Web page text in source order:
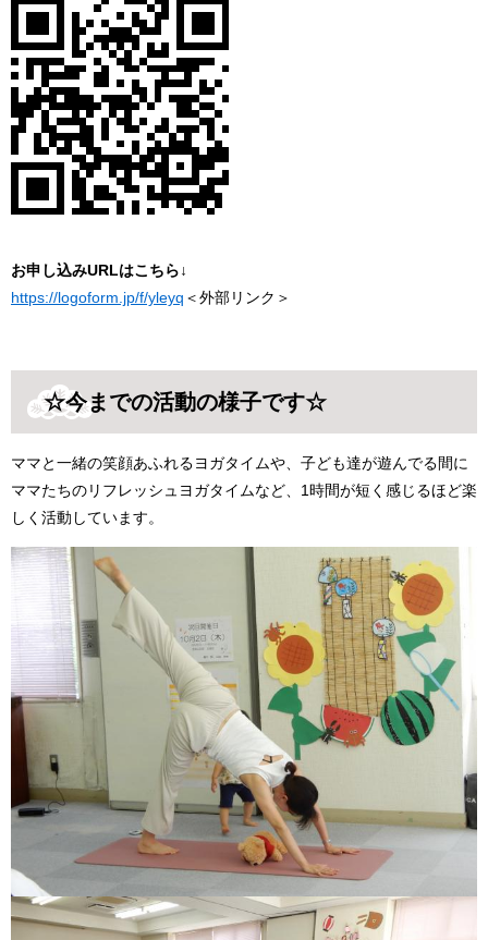
お申し込みURLはこちら↓
https://logoform.jp/f/yleyq ＜外部リンク＞
☆今までの活動の様子です☆
ママと一緒の笑顔あふれるヨガタイムや、子ども達が遊んでる間に
ママたちのリフレッシュヨガタイムなど、1時間が短く感じるほど楽
しく活動しています。